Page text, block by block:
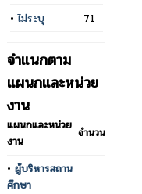
•ไม่ระบุ 71
จำแนกตาม
แผนกและหน่วย
งาน
แผนกและหน่วย
งาน
จำนวน
• ผู้บริหารสถาน
ศึกษา